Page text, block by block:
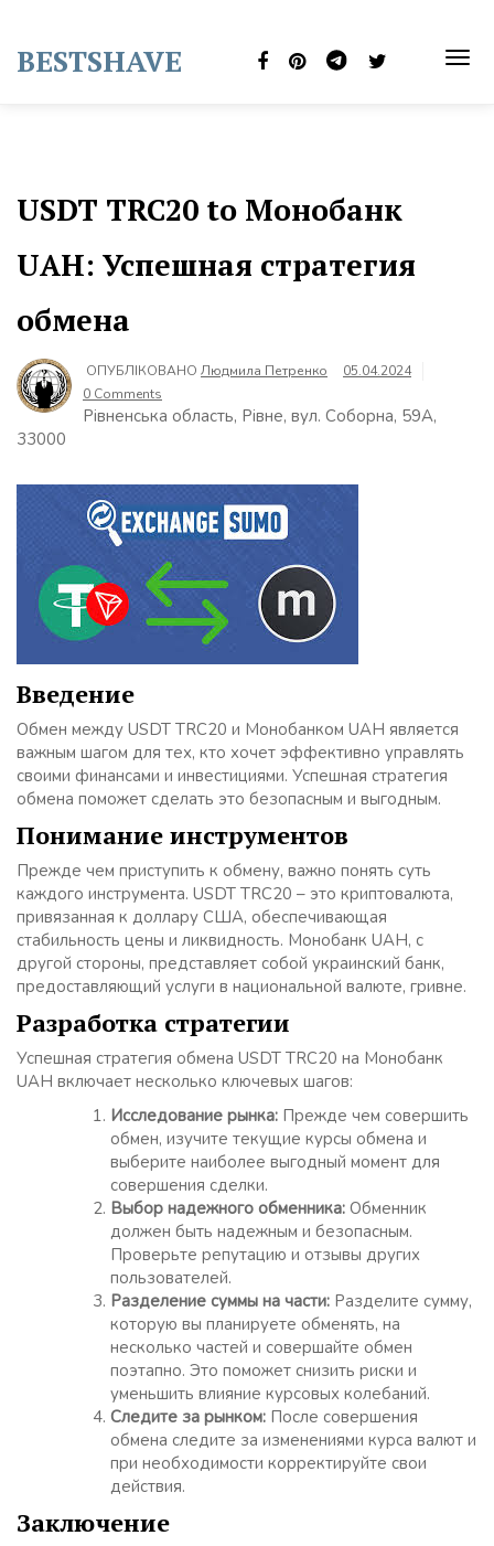
content
BESTSHAVE
USDT TRC20 to Монобанк
UAH: Успешная стратегия
обмена
ОПУБЛІКОВАНО Людмила Петренко
05.04.2024
0 Comments
Рівненська область, Рівне, вул. Соборна, 59А,
33000
Введение
Обмен между USDT TRC20 и Монобанком UAH является
важным шагом для тех, кто хочет эффективно управлять
своими финансами и инвестициями. Успешная стратегия
обмена поможет сделать это безопасным и выгодным.
Понимание инструментов
Прежде чем приступить к обмену, важно понять суть
каждого инструмента. USDT TRC20 – это криптовалюта,
привязанная к доллару США, обеспечивающая
стабильность цены и ликвидность. Монобанк UAH, с
другой стороны, представляет собой украинский банк,
предоставляющий услуги в национальной валюте, гривне.
Разработка стратегии
Успешная стратегия обмена USDT TRC20 на Монобанк
UAH включает несколько ключевых шагов:
Исследование рынка: Прежде чем совершить
обмен, изучите текущие курсы обмена и
выберите наиболее выгодный момент для
совершения сделки.
Выбор надежного обменника: Обменник
должен быть надежным и безопасным.
Проверьте репутацию и отзывы других
пользователей.
Разделение суммы на части: Разделите сумму,
которую вы планируете обменять, на
несколько частей и совершайте обмен
поэтапно. Это поможет снизить риски и
уменьшить влияние курсовых колебаний.
Следите за рынком: После совершения
обмена следите за изменениями курса валют и
при необходимости корректируйте свои
действия.
Заключение